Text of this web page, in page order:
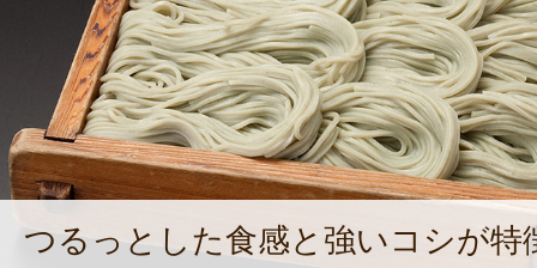
つるっとした食感と強いコシが特